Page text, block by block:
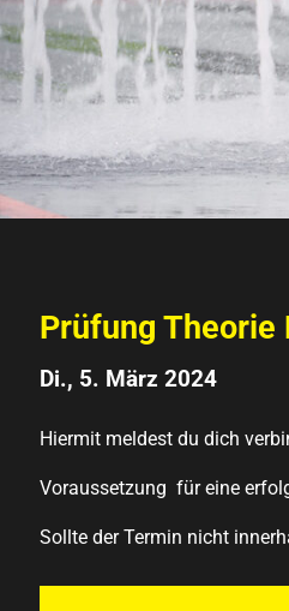
Prüfung Theorie
Di., 5. März 2024
Hiermit meldest du dich
Voraussetzung für eine
Sollte der Termin nicht